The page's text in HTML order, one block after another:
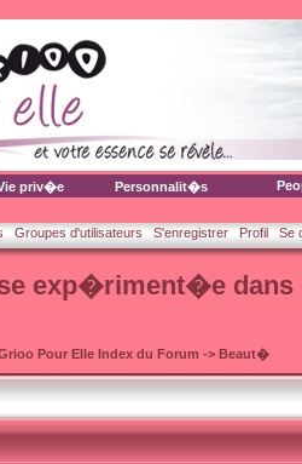
priv�e Personnalit�s
Groupes d'utilisateurs S'enregistrer Profil Se
exp�riment�e dans
Pour Elle Index du Forum -> Beaut�